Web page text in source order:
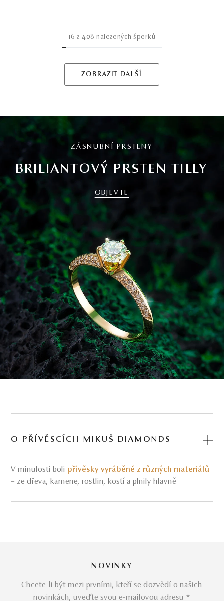
16 z408 nalezených šperků
ZOBRAZIT DALŠÍ
ZÁSNUBNÍ PRSTENY
BRILIANTOVÝ PRSTEN TILLY
OBJEVTE
O PŘÍVĚSCÍCH MIKUŠ DIAMONDS
V minulosti boli přívěsky vyráběné z různých materiálů
– ze dřeva, kamene, rostlin, kostí a plnily hlavně
Podtrhující individualitu každé ženy,
které tlumočí svědectví osobitosti značky Mikuš
NOVINKY
Chcete-li být mezi prvními, kteří se dozvědí o našich
novinkách, uveďte svou e-mailovou adresu *